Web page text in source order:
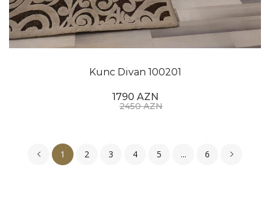
Kunc Divan 100201
1790 AZN
2450 AZN
1 2 3 4 5 ... 6